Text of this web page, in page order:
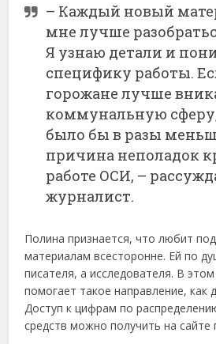
– Каждый новый
мне лучше
Я узнаю детали и
специфику работы.
горожане лучше
коммунальную
было бы в разы
причина неполадок
работе ОСИ, –
журналист.
Полина признается, что любит
материалам всесторонне. Ей по
писателя, а исследователя. В
помогает такое направление, как
Доступ к цифрам по
средств можно получить на сайте